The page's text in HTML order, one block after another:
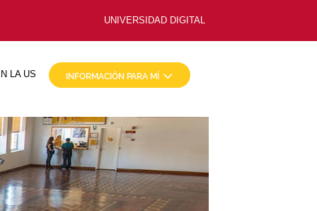
UNIVERSIDAD DIGITAL
LA US